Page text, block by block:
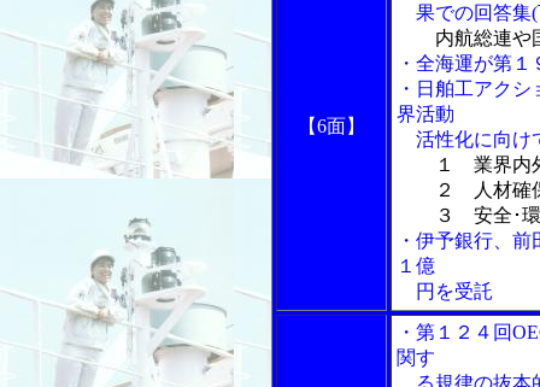
【6面】
果での回答集(
内航総連や
・全海運が第
・日舶工アク
界活動
活性化に向け
１ 業界内
２ 人材確保
３ 安全･環境
・伊予銀行、
１億
円を受託
・第１２４回
関す
る規律の抜本